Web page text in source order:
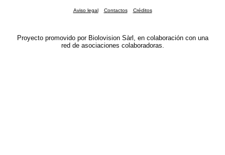
Aviso legal Contactos Créditos
Proyecto promovido por Biolovision Sàrl, en colaboración con una
red de asociaciones colaboradoras.